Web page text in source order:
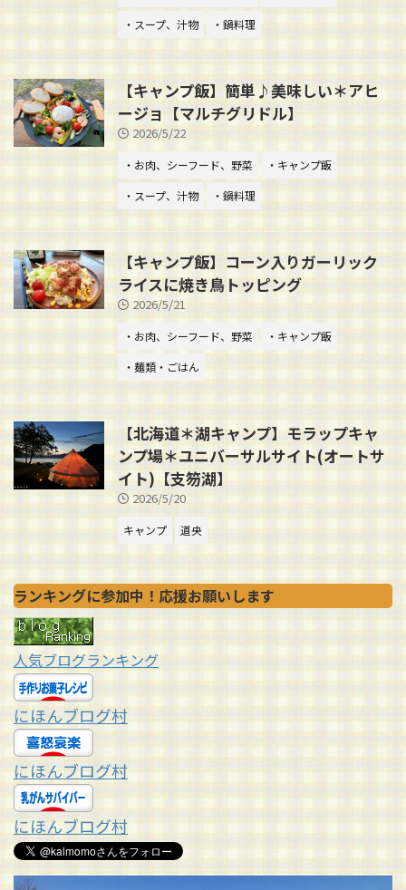
・スープ、汁物
・鍋料理
【キャンプ飯】簡単♪美味しい＊アヒ
ージョ【マルチグリドル】
2026/5/22
・お肉、シーフード、野菜
・キャンプ飯
・スープ、汁物
・鍋料理
【キャンプ飯】コーン入りガーリック
ライスに焼き鳥トッピング
2026/5/21
・お肉、シーフード、野菜
・キャンプ飯
・麺類・ごはん
【北海道＊湖キャンプ】モラップキャ
ンプ場＊ユニバーサルサイト(オートサ
イト)【支笏湖】
2026/5/20
キャンプ 道央
ランキングに参加中！応援お願いします
人気ブログランキング
にほんブログ村
にほんブログ村
にほんブログ村